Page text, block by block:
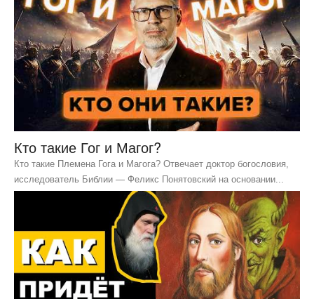
Кто такие Гог и Магог?
Кто такие Племена Гога и Магога? Отвечает доктор богословия,
исследователь Библии — Феликс Понятовский на основании...